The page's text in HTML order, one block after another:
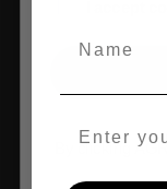
I accept
By clicking